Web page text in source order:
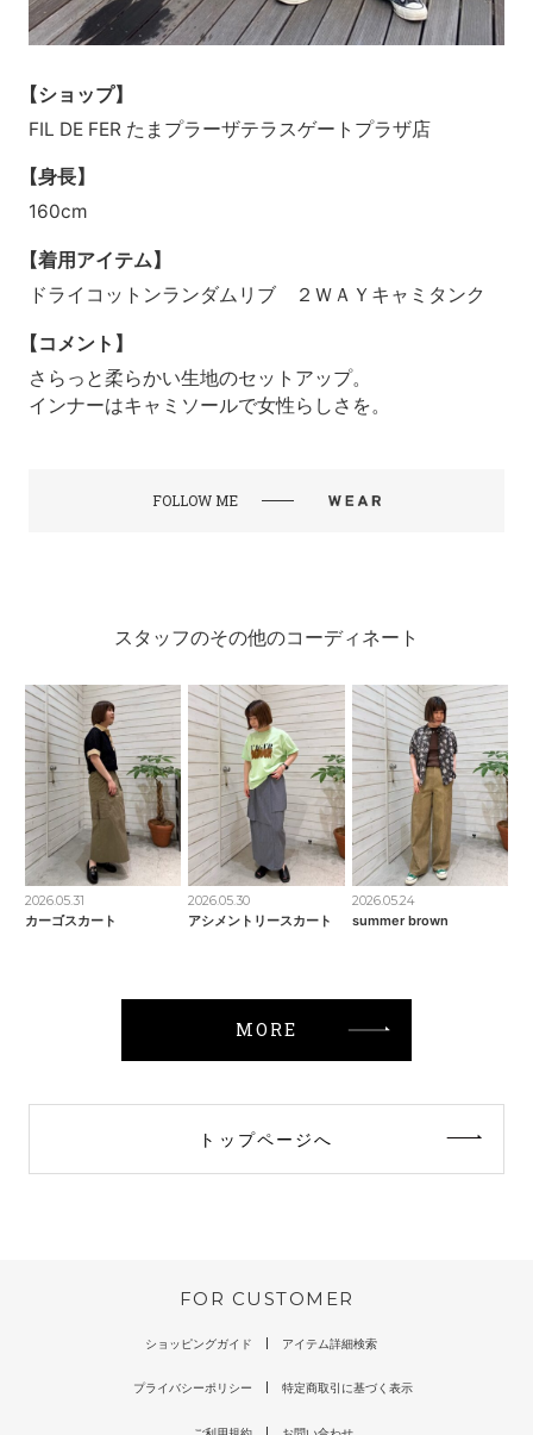
【ショップ】
FIL DE FER たまプラーザテラスゲートプラザ店
【身長】
160cm
【着用アイテム】
ドライコットンランダムリブ ２ＷＡＹキャミタンク
【コメント】
さらっと柔らかい生地のセットアップ。
インナーはキャミソールで女性らしさを。
FOLLOW ME
スタッフのその他のコーディネート
2026.05.31
カーゴスカート
2026.05.30
アシメントリースカート
2026.05.24
summer brown
MORE
トップページへ
FOR CUSTOMER
ショッピングガイド アイテム詳細検索
プライバシーポリシー 特定商取引に基づく表示